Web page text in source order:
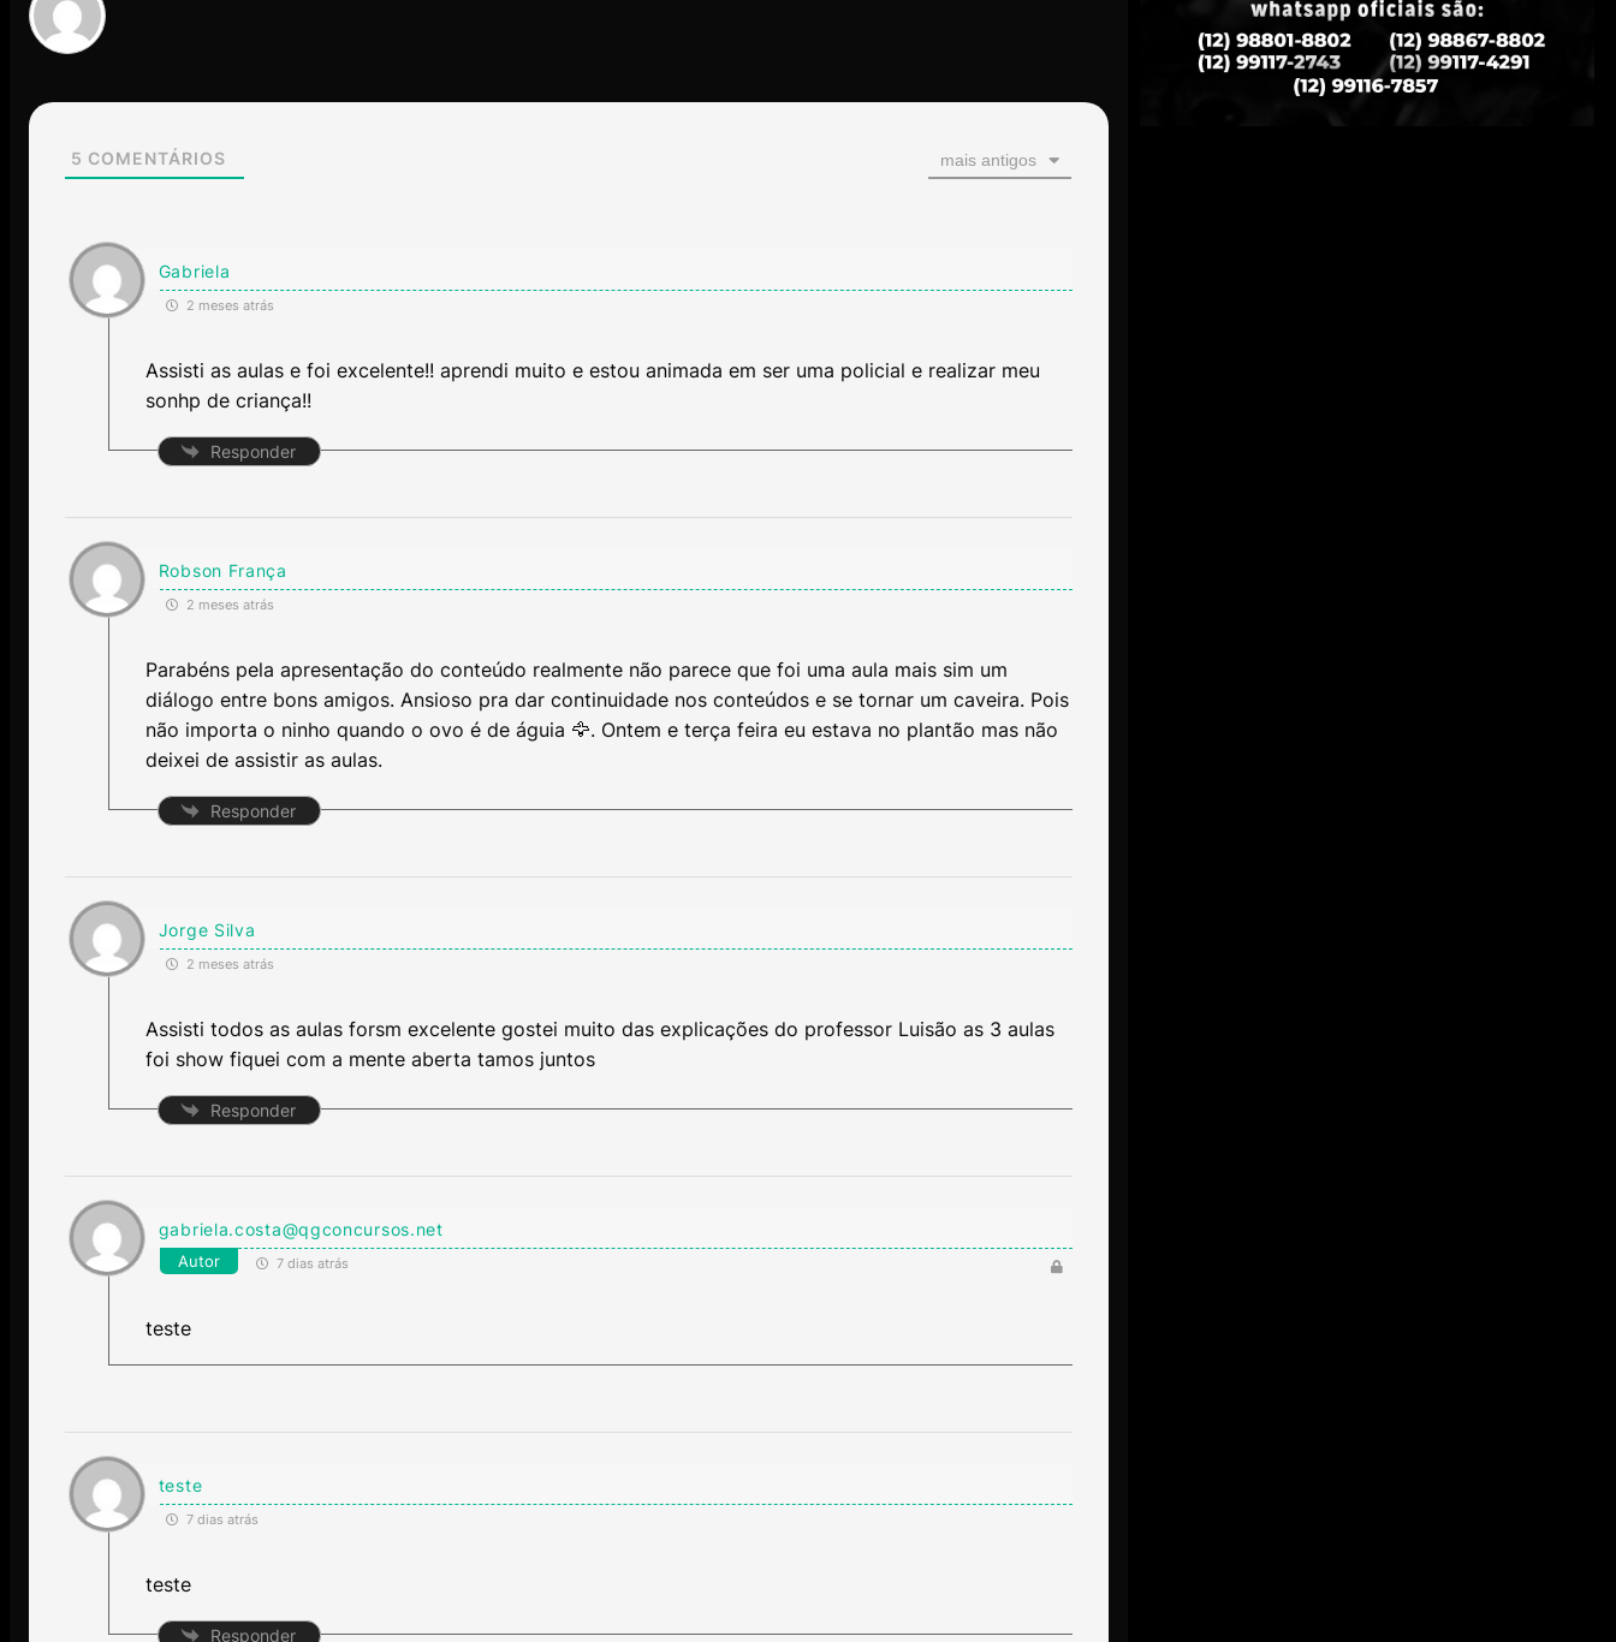
5 COMENTÁRIOS mais antigos
Gabriela
2 meses atrás
Assisti as aulas e foi excelente!! aprendi muito e estou animada em ser uma policial e realizar meu
sonhp de criança!!
Responder
Robson França
2 meses atrás
Parabéns pela apresentação do conteúdo realmente não parece que foi uma aula mais sim um
diálogo entre bons amigos. Ansioso pra dar continuidade nos conteúdos e se tornar um caveira. Pois
não importa o ninho quando o ovo é de águia 🦅. Ontem e terça feira eu estava no plantão mas não
deixei de assistir as aulas.
Responder
Jorge Silva
2 meses atrás
Assisti todos as aulas forsm excelente gostei muito das explicações do professor Luisão as 3 aulas
foi show fiquei com a mente aberta tamos juntos
Responder
gabriela.costa@qgconcursos.net
Autor 7 dias atrás
teste
teste
7 dias atrás
teste
Responder